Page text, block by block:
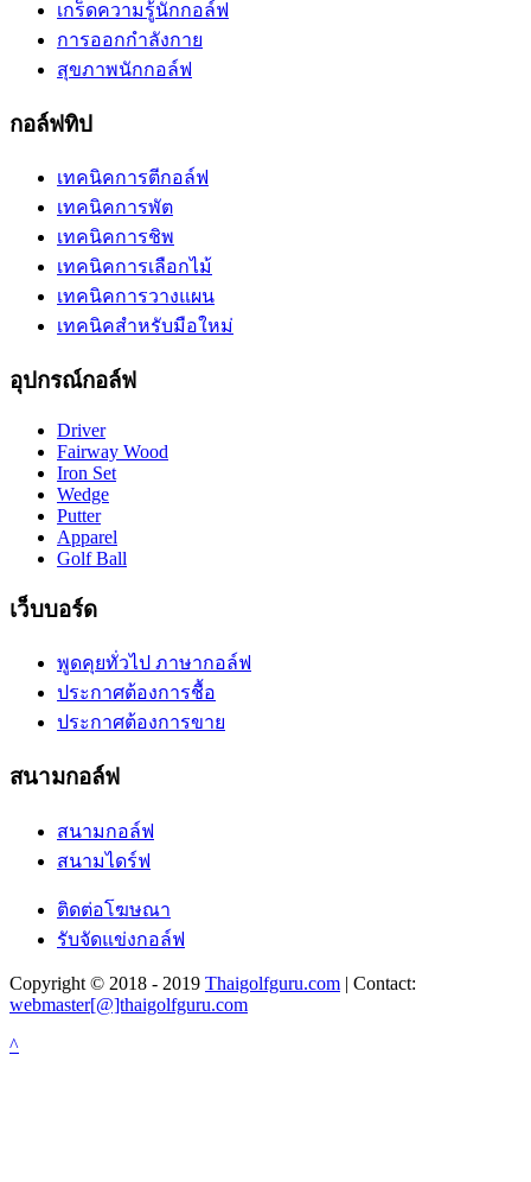
เกร็ดความรู้นักกอล์ฟ
การออกกำลังกาย
สุขภาพนักกอล์ฟ
กอล์ฟทิป
เทคนิคการตีกอล์ฟ
เทคนิคการพัต
เทคนิคการชิพ
เทคนิคการเลือกไม้
เทคนิคการวางแผน
เทคนิคสำหรับมือใหม่
อุปกรณ์กอล์ฟ
Driver
Fairway Wood
Iron Set
Wedge
Putter
Apparel
Golf Ball
เว็บบอร์ด
พูดคุยทั่วไป ภาษากอล์ฟ
ประกาศต้องการชื้อ
ประกาศต้องการขาย
สนามกอล์ฟ
สนามกอล์ฟ
สนามไดร์ฟ
ติดต่อโฆษณา
รับจัดแข่งกอล์ฟ
Copyright © 2018 - 2019 Thaigolfguru.com | Contact:
webmaster[@]thaigolfguru.com
^